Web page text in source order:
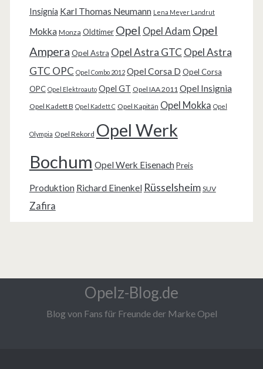
Insignia Karl Thomas Neumann Lena Meyer Landrut
Mokka Monza Oldtimer Opel Opel Adam Opel
Ampera Opel Astra Opel Astra GTC Opel Astra
GTC OPC Opel Combo 2012 Opel Corsa D Opel Corsa
OPC Opel Elektroauto Opel GT Opel IAA 2011 Opel Insignia
Opel Kadett B Opel Kadett C Opel Kapitän Opel Mokka Opel
Olympia Opel Rekord Opel Werk
Bochum Opel Werk Eisenach Preis
Produktion Richard Einenkel Rüsselsheim SUV
Zafira
Opelz-Blog.de
Blog von Fans für Freunde der Marke Opel